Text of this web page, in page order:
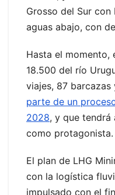
Grosso del Sur con
aguas abajo, con
Hasta el momento,
18.500 del río
viajes, 87 barcazas
parte de un
2028, y que tendrá
como protagonista.
El plan de LHG
con la logística
impulsado con el